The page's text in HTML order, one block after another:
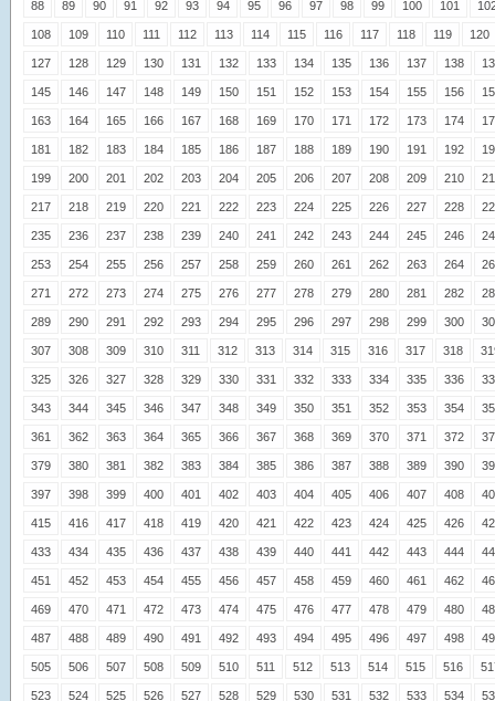
88 89 90 91 92 93 94 95 96 97 98 99 100 101
108 109 110 111 112 113 114 115 116 117 118 119 120
127 128 129 130 131 132 133 134 135 136 137 138
145 146 147 148 149 150 151 152 153 154 155 156
163 164 165 166 167 168 169 170 171 172 173 174
181 182 183 184 185 186 187 188 189 190 191 192
199 200 201 202 203 204 205 206 207 208 209 210
217 218 219 220 221 222 223 224 225 226 227 228
235 236 237 238 239 240 241 242 243 244 245 246
253 254 255 256 257 258 259 260 261 262 263 264
271 272 273 274 275 276 277 278 279 280 281 282
289 290 291 292 293 294 295 296 297 298 299 300
307 308 309 310 311 312 313 314 315 316 317 318
325 326 327 328 329 330 331 332 333 334 335 336
343 344 345 346 347 348 349 350 351 352 353 354
361 362 363 364 365 366 367 368 369 370 371 372
379 380 381 382 383 384 385 386 387 388 389 390
397 398 399 400 401 402 403 404 405 406 407 408
415 416 417 418 419 420 421 422 423 424 425 426
433 434 435 436 437 438 439 440 441 442 443 444
451 452 453 454 455 456 457 458 459 460 461 462
469 470 471 472 473 474 475 476 477 478 479 480
487 488 489 490 491 492 493 494 495 496 497 498
505 506 507 508 509 510 511 512 513 514 515 516
523 524 525 526 527 528 529 530 531 532 533 534